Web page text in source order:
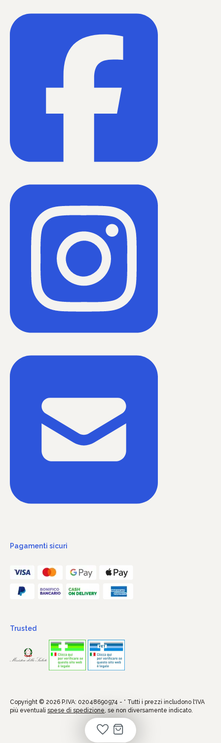
Pagamenti sicuri
Trusted
Copyright © 2026 P.IVA: 02048690974 - * Tutti i prezzi includono l'IVA
più eventuali spese di spedizione, se non diversamente indicato.